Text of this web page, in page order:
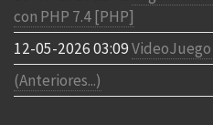
con PHP 7.4 [PHP]
12-05-2026 03:09VideoJuego
(Anteriores...)